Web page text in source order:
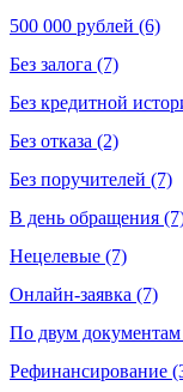
500 000 рублей (6)
Без залога (7)
Без кредитной
Без отказа (2)
Без поручителей (7)
В день обращения
Нецелевые (7)
Онлайн-заявка (7)
По двум
Рефинансирование